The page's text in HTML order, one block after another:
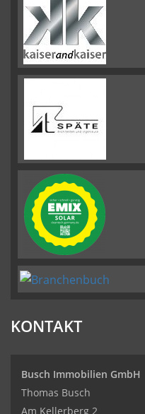
KONTAKT
Busch Immobilien GmbH
Thomas Busch
Am Kellerberg 2